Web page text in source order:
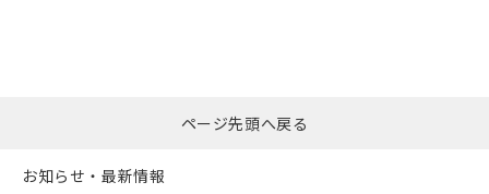
ページ先頭へ戻る
お知らせ・最新情報